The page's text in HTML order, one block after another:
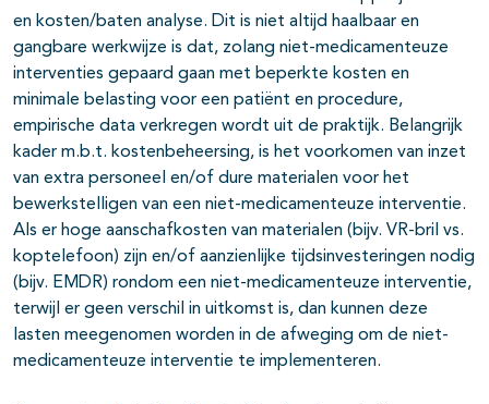
en kosten/baten analyse. Dit is niet altijd haalbaar en
gangbare werkwijze is dat, zolang niet-medicamenteuze
interventies gepaard gaan met beperkte kosten en
minimale belasting voor een patiënt en procedure,
empirische data verkregen wordt uit de praktijk. Belangrijk
kader m.b.t. kostenbeheersing, is het voorkomen van inzet
van extra personeel en/of dure materialen voor het
bewerkstelligen van een niet-medicamenteuze interventie.
Als er hoge aanschafkosten van materialen (bijv. VR-bril vs.
koptelefoon) zijn en/of aanzienlijke tijdsinvesteringen nodig
(bijv. EMDR) rondom een niet-medicamenteuze interventie,
terwijl er geen verschil in uitkomst is, dan kunnen deze
lasten meegenomen worden in de afweging om de niet-
medicamenteuze interventie te implementeren.